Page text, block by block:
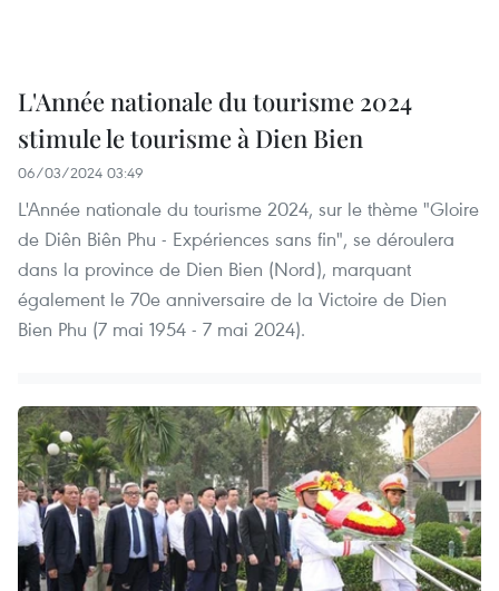
L'Année nationale du tourisme 2024
stimule le tourisme à Dien Bien
06/03/2024 03:49
L'Année nationale du tourisme 2024, sur le thème "Gloire
de Diên Biên Phu - Expériences sans fin", se déroulera
dans la province de Dien Bien (Nord), marquant
également le 70e anniversaire de la Victoire de Dien
Bien Phu (7 mai 1954 - 7 mai 2024).